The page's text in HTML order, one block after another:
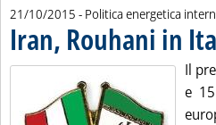
21/10/2015 - Politica energetica
Iran, Rouhani in
Il
e